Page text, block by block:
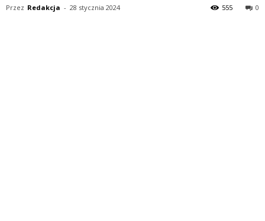
Przez Redakcja - 28 stycznia 2024 0
555